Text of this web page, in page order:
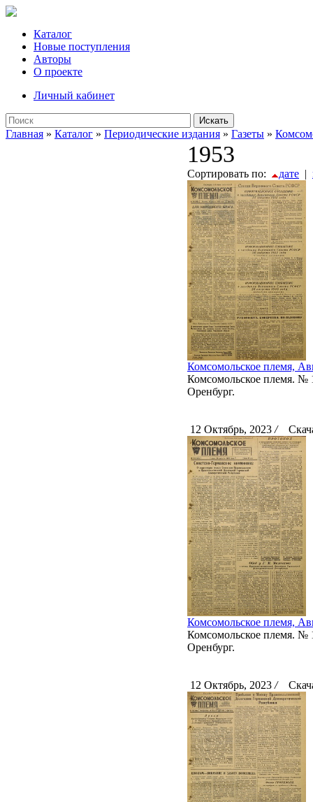
Каталог
Новые поступления
Авторы
О проекте
Личный кабинет
Искать
Главная » Каталог » Периодические издания » Газеты »
1953
Сортировать по: дате |
Комсомольское племя,
Комсомольское племя. №
Оренбург.
12 Октябрь, 2023 /
Комсомольское племя,
Комсомольское племя. №
Оренбург.
12 Октябрь, 2023 /